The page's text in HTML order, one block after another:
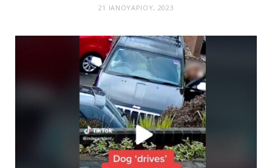
21 ΙΑΝΟΥΑΡΊΟΥ, 2023